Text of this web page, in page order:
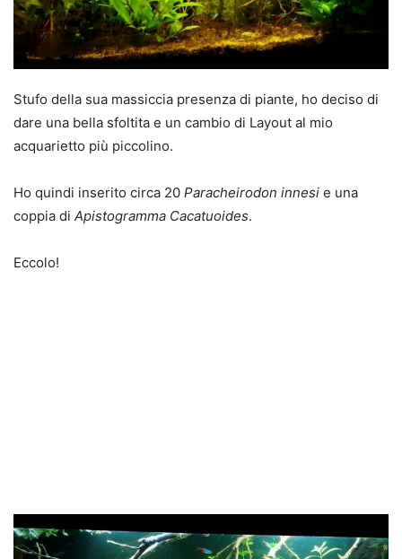
Stufo della sua massiccia presenza di piante, ho deciso di
dare una bella sfoltita e un cambio di Layout al mio
acquarietto più piccolino.
Ho quindi inserito circa 20 Paracheirodon innesi e una
coppia di Apistogramma Cacatuoides.
Eccolo!